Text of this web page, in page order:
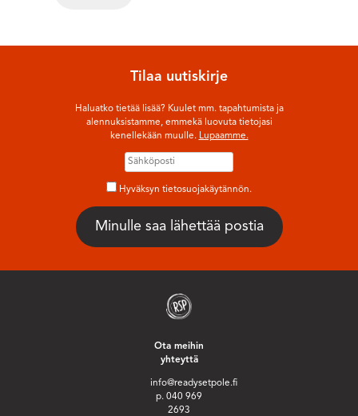
Tilaa uutiskirje
Haluatko tietää lisää? Kuulet mm. tapahtumista ja
alennuksistamme, emmekä luovuta tietojasi
kenellekään muulle. Lupaamme.
Hyväksyn tietosuojakäytännön.
Ota meihin
yhteyttä
info@readysetpole.fi
p. 040 969
2693